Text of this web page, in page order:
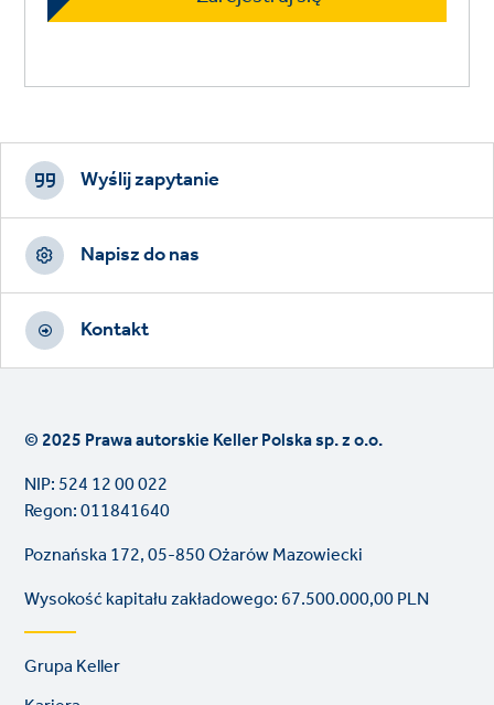
Footer
CTAs
Wyślij zapytanie
Napisz do nas
Kontakt
© 2025 Prawa autorskie Keller Polska sp. z o.o.
NIP: 524 12 00 022
Regon: 011841640
Poznańska 172, 05-850 Ożarów Mazowiecki
Wysokość kapitału zakładowego: 67.500.000,00 PLN
Footer
links
Grupa Keller